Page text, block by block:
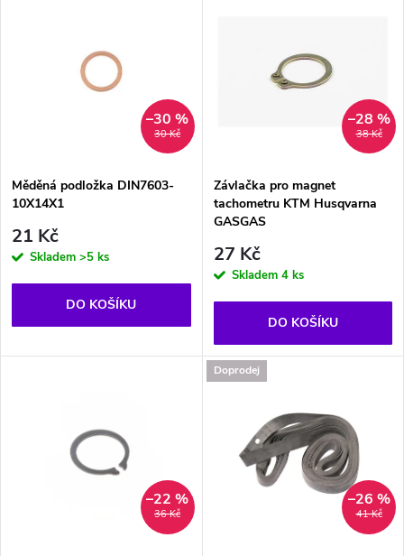
p
r
o
d
s
p
r
d
30 Kč
–30 %
Měděná podložka DIN7603-
10X14X1
21 Kč
Skladem >5 ks
DO KOŠÍKU
38 Kč
–28 %
Závlačka pro magnet
tachometru KTM Husqvarna
GASGAS
27 Kč
Skladem 4 ks
DO KOŠÍKU
36 Kč
–22 %
Doprodej
41 Kč
–26 %